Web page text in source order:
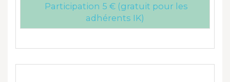
Participation 5 € (gratuit pour les
adhérents IK)